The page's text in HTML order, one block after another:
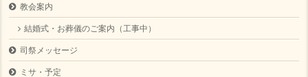
教会案内
結婚式・お葬儀のご案内（工事中）
司祭メッセージ
ミサ・予定